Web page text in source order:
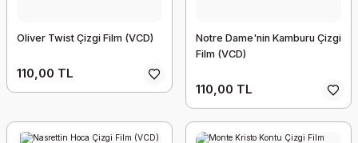
Oliver Twist Çizgi Film (VCD)
110,00 TL
Notre Dame'nin Kamburu Çizgi
Film (VCD)
110,00 TL